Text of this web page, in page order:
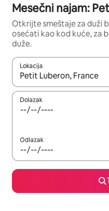
Mesečni najam:
Otkrijte smeštaje za duži
osećati kao kod kuće, za
duže.
Lokacija
Kad su rezultati dostupni,
Dolazak
Odlazak